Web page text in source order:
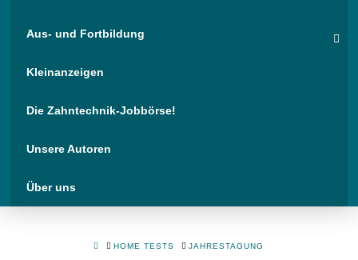
Aus- und Fortbildung
Kleinanzeigen
Die Zahntechnik-Jobbörse!
Unsere Autoren
Über uns
HOMEHOME TESTS JAHRESTAGUNG